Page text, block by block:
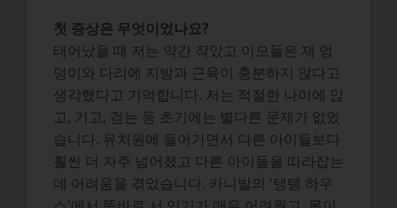
첫 증상은 무엇이었나요?
태어났을 때 저는 약간 작았고 이모들은 제 엉
덩이와 다리에 지방과 근육이 충분하지 않다고
생각했다고 기억합니다. 저는 적절한 나이에 앉
고, 기고, 걷는 등 초기에는 별다른 문제가 없었
습니다. 유치원에 들어가면서 다른 아이들보다
훨씬 더 자주 넘어졌고 다른 아이들을 따라잡는
데 어려움을 겪었습니다. 카니발의 '탱탱 하우